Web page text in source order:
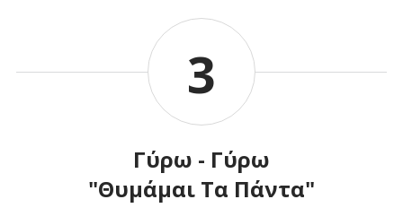
3
Γύρω - Γύρω
"Θυμάμαι Τα Πάντα"